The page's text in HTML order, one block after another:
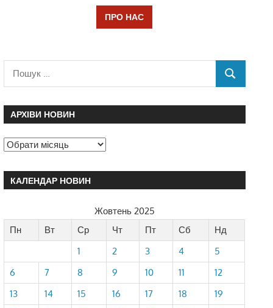
ПРО НАС
АРХІВИ НОВИН
КАЛЕНДАР НОВИН
Жовтень 2025
Пн
Вт Ср Чт Пт Сб
Нд
1
2 3 4
5
6
7 8 9 10 11
12
13
14 15 16 17 18
19